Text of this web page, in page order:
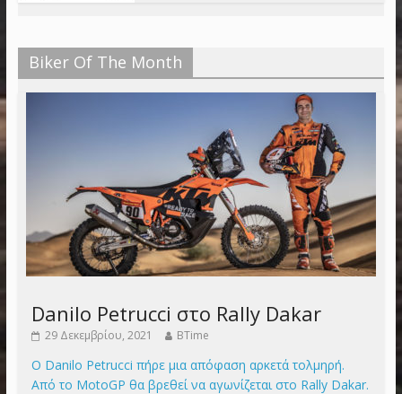
Biker Of The Month
Danilo Petrucci στο Rally Dakar
29 Δεκεμβρίου, 2021 BTime
Ο Danilo Petrucci πήρε μια απόφαση αρκετά τολμηρή.
Από το MotoGP θα βρεθεί να αγωνίζεται στο Rally Dakar.